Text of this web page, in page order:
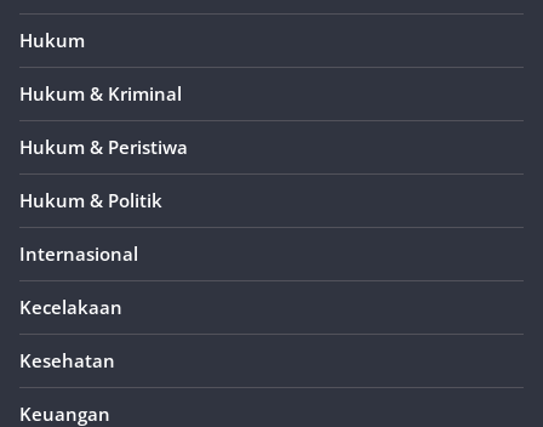
Hukum
Hukum & Kriminal
Hukum & Peristiwa
Hukum & Politik
Internasional
Kecelakaan
Kesehatan
Keuangan